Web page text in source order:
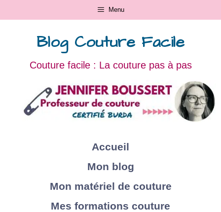
Menu
Blog Couture Facile
Couture facile : La couture pas à pas
Accueil
Mon blog
Mon matériel de couture
Mes formations couture